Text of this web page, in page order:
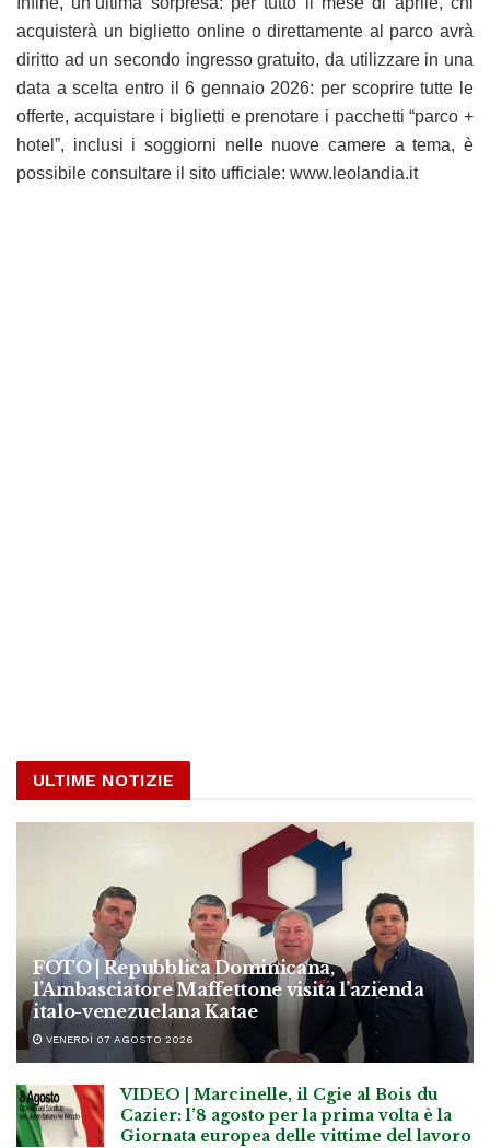
acquisterà un biglietto online o direttamente al parco avrà
diritto ad un secondo ingresso gratuito, da utilizzare in una
data a scelta entro il 6 gennaio 2026: per scoprire tutte le
offerte, acquistare i biglietti e prenotare i pacchetti “parco +
hotel”, inclusi i soggiorni nelle nuove camere a tema, è
possibile consultare il sito ufficiale: www.leolandia.it
ULTIME NOTIZIE
FOTO | Repubblica Dominicana,
l’Ambasciatore Maffettone visita l’azienda
italo-venezuelana Katae
VENERDÌ 07 AGOSTO 2026
VIDEO | Marcinelle, il Cgie al Bois du
Cazier: l’8 agosto per la prima volta è la
Giornata europea delle vittime del lavoro